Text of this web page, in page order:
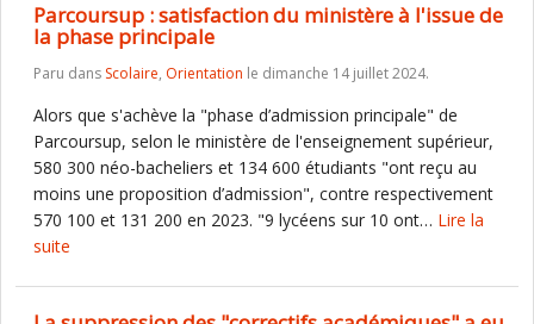
Parcoursup : satisfaction du ministère à l'issue de
la phase principale
Paru dans Scolaire, Orientation le dimanche 14 juillet 2024.
Alors que s'achève la "phase d’admission principale" de
Parcoursup, selon le ministère de l'enseignement supérieur,
580 300 néo-bacheliers et 134 600 étudiants "ont reçu au
moins une proposition d’admission", contre respectivement
570 100 et 131 200 en 2023. "9 lycéens sur 10 ont… Lire la
suite